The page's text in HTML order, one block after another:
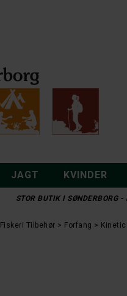
JAGT KVINDER
STOR BUTIK I SØNDERBORG
Fiskeri Tilbehør Forfang Kinetic